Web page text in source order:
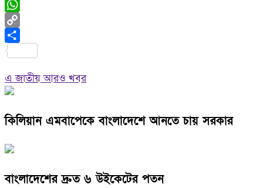
Tumblr
WhatsApp
Copy
Link
এ জাতীয় আরও খবর
কিলিয়ান এমবাপেকে বাংলাদেশে আনতে চায় সরকার
বাংলাদেশের দ্রুত ৬ উইকেটের পতন